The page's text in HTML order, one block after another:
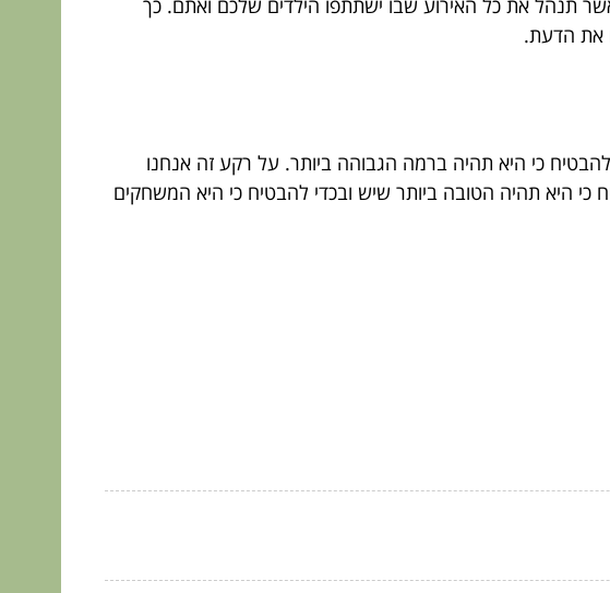
תנהל את כל האירוע שבו ישתתפו הילדים שלכם ואתם. כך
את הדעת.
כי היא תהיה ברמה הגבוהה ביותר. על רקע זה אנחנו
כי היא תהיה הטובה ביותר שיש ובכדי להבטיח כי היא המשחקים